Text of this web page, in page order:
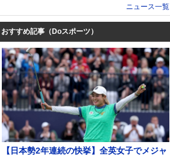
ニュース一覧
おすすめ記事（Doスポーツ）
【日本勢2年連続の快挙】全英女子でメジャ